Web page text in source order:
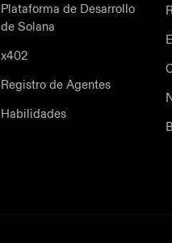
Plataforma de Desarrollo
de Solana
x402
Registro de Agentes
Habilidades